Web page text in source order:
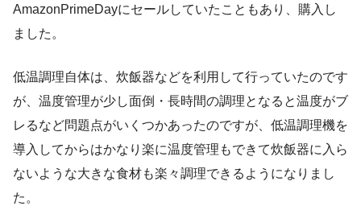
AmazonPrimeDayにセールしていたこともあり、購入し
ました。
低温調理自体は、炊飯器などを利用して行っていたのです
が、温度管理が少し面倒・長時間の調理となると温度がブ
レるなど問題点がいくつかあったのですが、低温調理機を
導入してからはかなり楽に温度管理もできて炊飯器に入ら
ないような大きな食材も楽々調理できるようになりまし
た。